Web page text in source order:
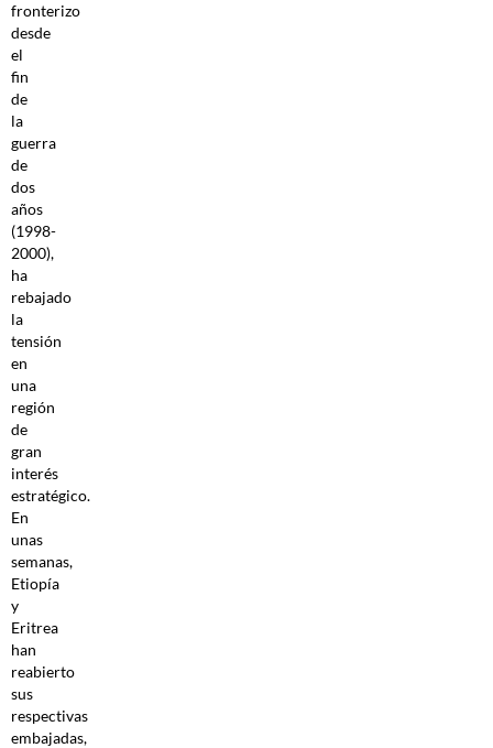
fronterizo
desde
el
fin
de
la
guerra
de
dos
años
(1998-
2000),
ha
rebajado
la
tensión
en
una
región
de
gran
interés
estratégico.
En
unas
semanas,
Etiopía
y
Eritrea
han
reabierto
sus
respectivas
embajadas,